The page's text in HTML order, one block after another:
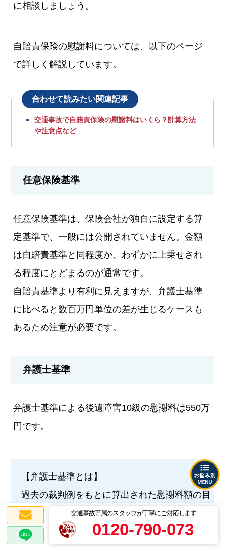
交通事故専属のスタッフが丁寧にご対応します
0120-790-073
に相談しましょう。
自賠責保険の慰謝料については、以下のページ
で詳しく解説しています。
合わせて読みたい関連記事
交通事故で自賠責保険の慰謝料はいくら？計算方法
や注意点など
任意保険基準
任意保険基準は、保険会社が独自に設定する算
定基準で、一般には公開されていません。金額
は自賠責基準と同程度か、わずかに上乗せされ
る程度にとどまるのが通常です。
自賠責基準より有利に見えますが、弁護士基準
に比べると数百万円単位の差が生じるケースも
あるため注意が必要です。
弁護士基準
弁護士基準による後遺障害10級の慰謝料は550万
円です。
【弁護士基準とは】
過去の裁判例をもとに算出された慰謝料額の目
安で、3つの基準の中で最も高額になります。
交通事故による後遺障害は、生活や仕事に深刻